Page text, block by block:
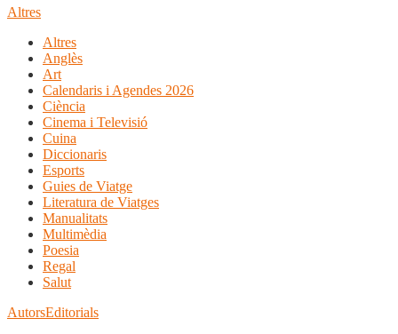
Altres
Altres
Anglès
Art
Calendaris i Agendes 2026
Ciència
Cinema i Televisió
Cuina
Diccionaris
Esports
Guies de Viatge
Literatura de Viatges
Manualitats
Multimèdia
Poesia
Regal
Salut
AutorsEditorials